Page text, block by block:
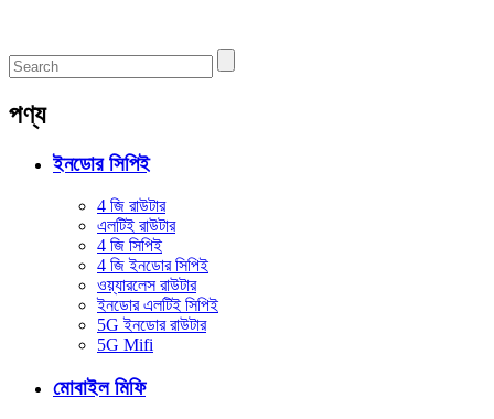
পণ্য
ইনডোর সিপিই
4 জি রাউটার
এলটিই রাউটার
4 জি সিপিই
4 জি ইনডোর সিপিই
ওয়্যারলেস রাউটার
ইনডোর এলটিই সিপিই
5G ইনডোর রাউটার
5G Mifi
মোবাইল মিফি